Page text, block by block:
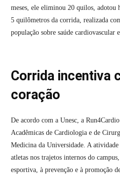
meses, ele eliminou 20 quilos, adotou
5 quilômetros da corrida, realizada
população sobre saúde cardiovascular
Corrida incentiva
coração
De acordo com a Unesc, a
Acadêmicas de Cardiologia e de
Medicina da Universidade. A
atletas nos trajetos internos do
esportiva, à prevenção e à promoção